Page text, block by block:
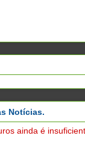
Notícias.
ainda é